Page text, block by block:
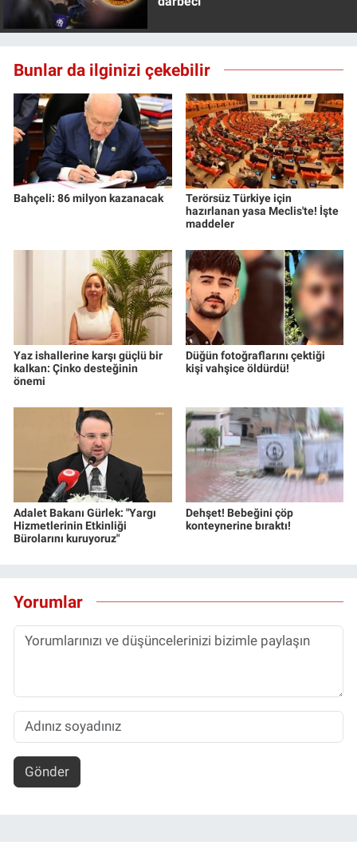
Bunlar da ilginizi çekebilir
Bahçeli: 86 milyon kazanacak
Terörsüz Türkiye için
hazırlanan yasa Meclis'te! İşte
maddeler
Yaz ishallerine karşı güçlü bir
kalkan: Çinko desteğinin
önemi
Düğün fotoğraflarını çektiği
kişi vahşice öldürdü!
Adalet Bakanı Gürlek: "Yargı
Hizmetlerinin Etkinliği
Bürolarını kuruyoruz"
Dehşet! Bebeğini çöp
konteynerine bıraktı!
Yorumlar
Gönder